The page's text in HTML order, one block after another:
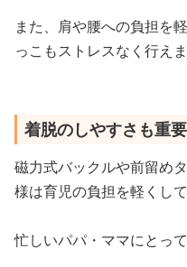
また、肩や腰への負担を
っこもストレスなく行えま
着脱のしやすさも重要
磁力式バックルや前留め
様は育児の負担を軽くして
忙しいパパ・ママにとっ